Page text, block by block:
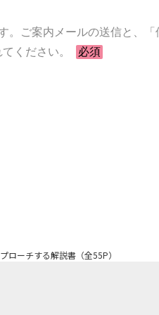
。ご案内メールの送信と、「
ください。
必須
ローチする解説書（全55P）